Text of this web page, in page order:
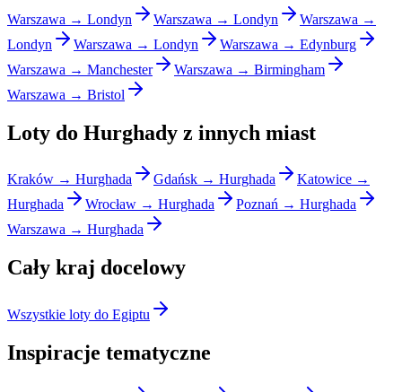
Warszawa → Londyn Warszawa → Londyn
Warszawa →
Londyn
Warszawa → Londyn
Warszawa → Edynburg
Warszawa → Manchester
Warszawa → Birmingham
Warszawa → Bristol
Loty do Hurghady z innych miast
Kraków → Hurghada Gdańsk → Hurghada
Katowice →
Hurghada
Wrocław → Hurghada
Poznań → Hurghada
Warszawa → Hurghada
Cały kraj docelowy
Wszystkie loty do Egiptu
Inspiracje tematyczne